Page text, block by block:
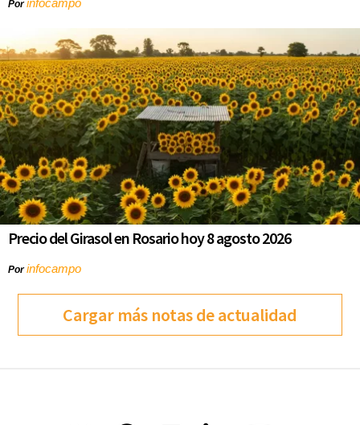
Porinfocampo
Precio del Girasol en Rosario hoy 8 agosto 2026
Porinfocampo
Cargar más notas de actualidad